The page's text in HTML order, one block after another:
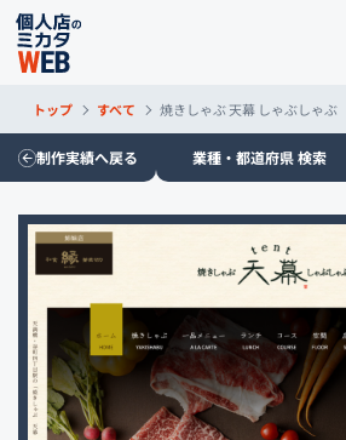
トップ すべて
制作実績へ戻る 業種・都道府県 検索